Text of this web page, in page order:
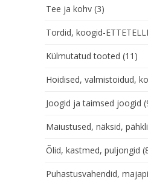
Tee ja kohv (3)
Tordid, koogid-
Külmutatud tooted (11)
Hoidised, valmistoidud,
Joogid ja taimsed joogid
Maiustused, näksid,
Õlid, kastmed, puljongid
Puhastusvahendid,